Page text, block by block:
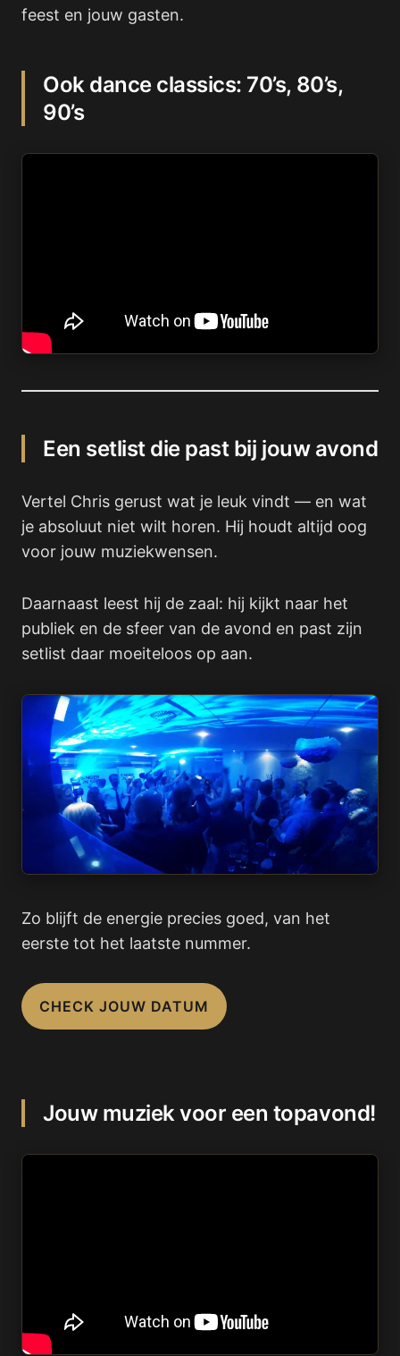
feest en jouw gasten.
Ook dance classics: 70’s, 80’s,
90’s
Een setlist die past bij jouw avond
Vertel Chris gerust wat je leuk vindt — en wat
je absoluut niet wilt horen. Hij houdt altijd oog
voor jouw muziekwensen.
Daarnaast leest hij de zaal: hij kijkt naar het
publiek en de sfeer van de avond en past zijn
setlist daar moeiteloos op aan.
Zo blijft de energie precies goed, van het
eerste tot het laatste nummer.
CHECK JOUW DATUM
Jouw muziek voor een topavond!